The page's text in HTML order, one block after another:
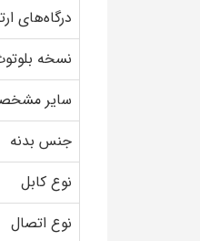
درگاه‌های
نسخه
سایر
جنس بدنه
نوع کابل
نوع اتصال